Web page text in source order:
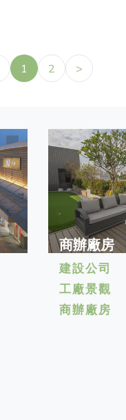
1 2 >
商辦廠房
建設公司
工廠景觀
商辦廠房